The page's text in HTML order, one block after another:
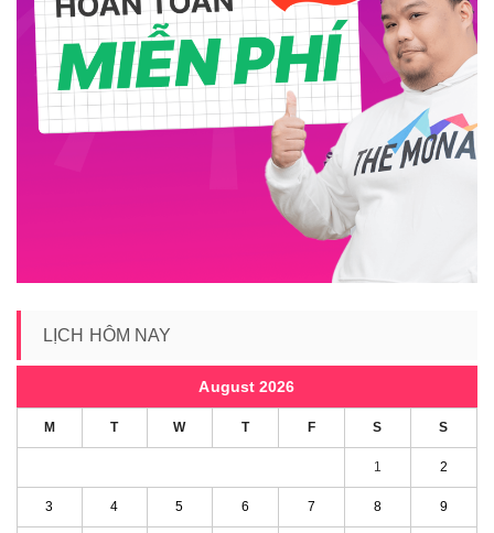
LỊCH HÔM NAY
August 2026
M T W T F S S
1 2
3 4 5 6 7 8 9